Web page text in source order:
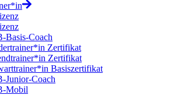
Basis-Coach
Zertifikat
Zertifikat
Basiszertifikat
Junior-Coach
Mobil